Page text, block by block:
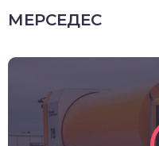
МЕРСЕДЕС